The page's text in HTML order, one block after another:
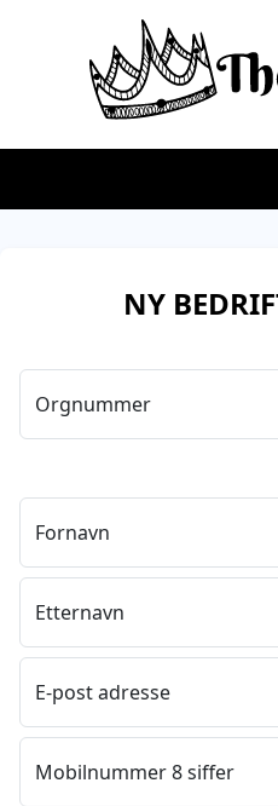
Take Away
Logg Inn
Bli Kunde
NY
Orgnummer
Fornavn
Etternavn
E-post adresse
Mobilnummer 8 siffer